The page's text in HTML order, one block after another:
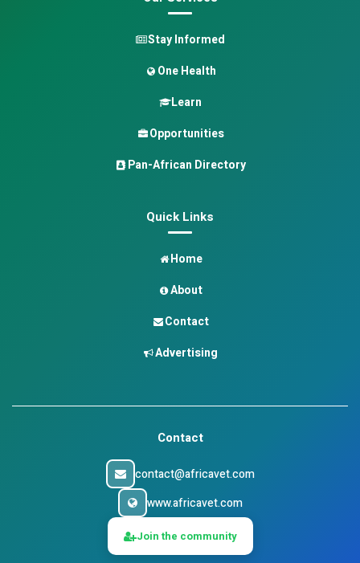
Stay Informed
One Health
Learn
Opportunities
Pan-African Directory
Quick Links
Home
About
Contact
Advertising
Contact
contact@africavet.com
www.africavet.com
Join the community